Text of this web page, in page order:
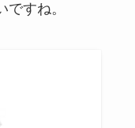
すね。